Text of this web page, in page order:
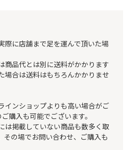
際に店舗まで足を運んで頂いた場
商品代とは別に送料がかかります
場合は送料はもちろんかかりませ
インショップよりも高い場合がご
購入も可能でございます。
は掲載していない商品も数多く取
その場でお問い合わせ、ご購入も